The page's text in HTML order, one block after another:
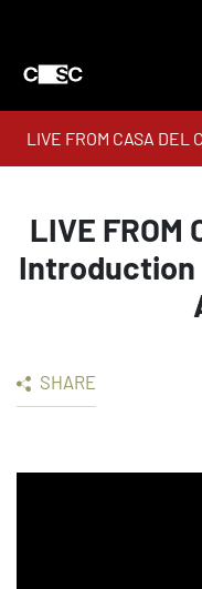
LIVE FROM CASA DEL
LIVE FROM
Introduction
SHARE